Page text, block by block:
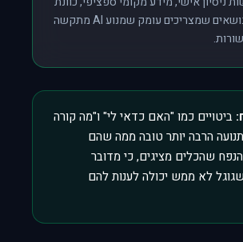
קנייה ברורה, ונושאים שמצריכים עומק שמנוע AI מתקשה
ביטויים כמו "האם כדאי לי" ו"מה קורה
הרבה יותר טובה ממה שהם
שהכלים מציגים, כי מדובר
לא ממש יכולה לענות להם